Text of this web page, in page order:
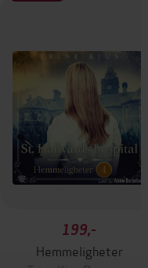
199,-
Hemmeligheter